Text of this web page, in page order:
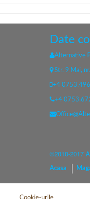
Date
Alternative
Str. 9 Mai,
+4
+4
©2010-2017
Acasa